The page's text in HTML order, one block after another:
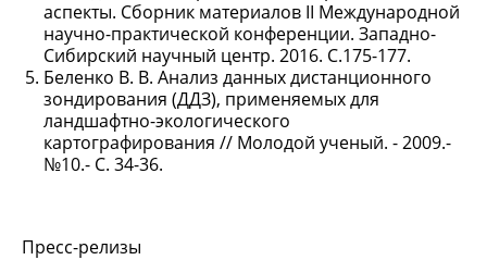
аспекты. Сборник материалов II Международной
научно-практической конференции. Западно-
Сибирский научный центр. 2016. С.175-177.
Беленко В. В. Анализ данных дистанционного
зондирования (ДДЗ), применяемых для
ландшафтно-экологического
картографирования // Молодой ученый. - 2009.-
№10.- С. 34-36.
Пресс-релизы